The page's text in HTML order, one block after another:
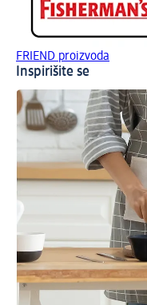
FRIEND proizvoda
Inspirišite se